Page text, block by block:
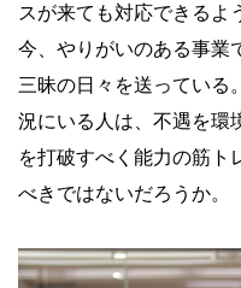
スが来ても対応できるよ
今、やりがいのある事業
三昧の日々を送っている
況にいる人は、不遇を環
を打破すべく能力の筋ト
べきではないだろうか。